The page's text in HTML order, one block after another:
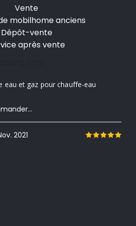
Vente
mobilhome anciens
Dépôt-vente
après vente
eau et gaz pour chauffe-eau
2021